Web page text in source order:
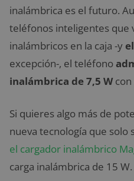
inalámbrica es el futuro.
teléfonos inteligentes que
inalámbricos en la caja -y
excepción-, el teléfono
inalámbrica de 7,5 Wcon
Si quieres algo más de
nueva tecnología que solo
el cargador inalámbrico
carga inalámbrica de 15 W.